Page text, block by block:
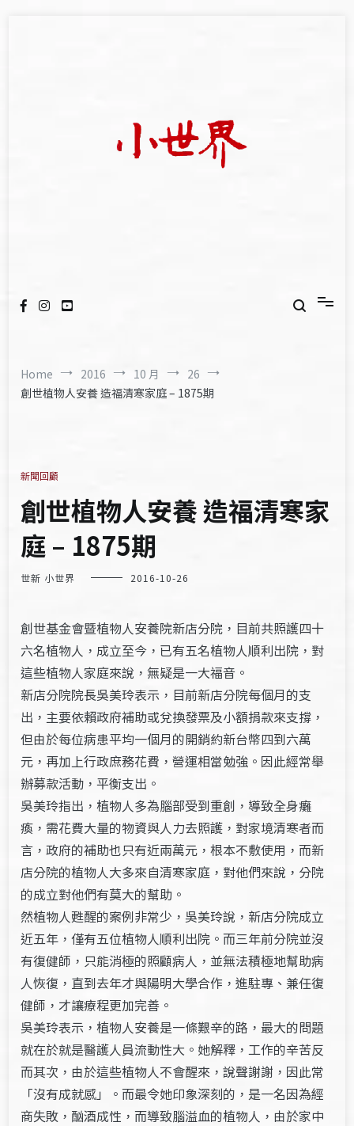
Home 2016 10 月
26
創世植物人安養 造福清寒家庭 – 1875期
新聞回顧
創世植物人安養 造福清寒家
庭 – 1875期
世新 小世界 2016-10-26
創世基金會暨植物人安養院新店分院，目前共照護四十
六名植物人，成立至今，已有五名植物人順利出院，對
這些植物人家庭來說，無疑是一大福音。
新店分院院長吳美玲表示，目前新店分院每個月的支
出，主要依賴政府補助或兌換發票及小額捐款來支撐，
但由於每位病患平均一個月的開銷約新台幣四到六萬
元，再加上行政庶務花費，營運相當勉強。因此經常舉
辦募款活動，平衡支出。
吳美玲指出，植物人多為腦部受到重創，導致全身癱
瘓，需花費大量的物資與人力去照護，對家境清寒者而
言，政府的補助也只有近兩萬元，根本不敷使用，而新
店分院的植物人大多來自清寒家庭，對他們來說，分院
的成立對他們有莫大的幫助。
然植物人甦醒的案例非常少，吳美玲說，新店分院成立
近五年，僅有五位植物人順利出院。而三年前分院並沒
有復健師，只能消極的照顧病人，並無法積極地幫助病
人恢復，直到去年才與陽明大學合作，進駐專、兼任復
健師，才讓療程更加完善。
吳美玲表示，植物人安養是一條艱辛的路，最大的問題
就在於就是醫護人員流動性大。她解釋，工作的辛苦反
而其次，由於這些植物人不會醒來，說聲謝謝，因此常
「沒有成就感」。而最令她印象深刻的，是一名因為經
商失敗，酗酒成性，而導致腦溢血的植物人，由於家中